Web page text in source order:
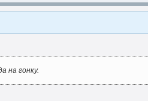
на гонку.